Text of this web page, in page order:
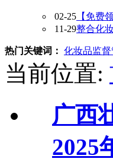
02-25 【免费
11-29整合化
热门关键词： 化妆品监督
当前位置:
广西
2025